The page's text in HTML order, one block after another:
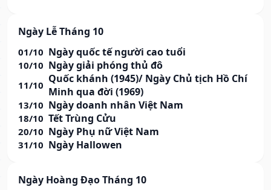
Ngày Lễ Tháng 10
01/10 Ngày quốc tế người cao tuổi
10/10 Ngày giải phóng thủ đô
11/10 Quốc khánh (1945)/ Ngày Chủ tịch Hồ Chí
Minh qua đời (1969)
13/10 Ngày doanh nhân Việt Nam
18/10 Tết Trùng Cửu
20/10 Ngày Phụ nữ Việt Nam
31/10 Ngày Hallowen
Ngày Hoàng Đạo Tháng 10